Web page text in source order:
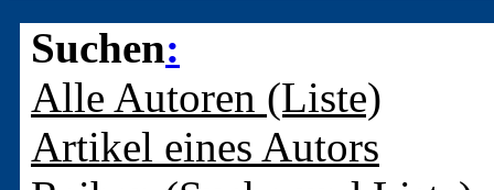
Suchen:
Alle Autoren (Liste)
Artikel eines Autors